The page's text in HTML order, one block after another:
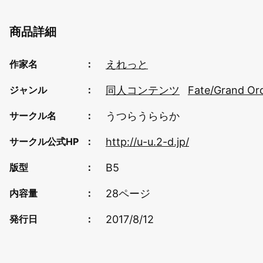
商品詳細
作家名 えれっと
ジャンル 同人コンテンツ Fate/Grand
サークル名 うつらうららか
サークル公式HP http://u-u.2-d.jp/
版型 B5
内容量 28ページ
発行日 2017/8/12